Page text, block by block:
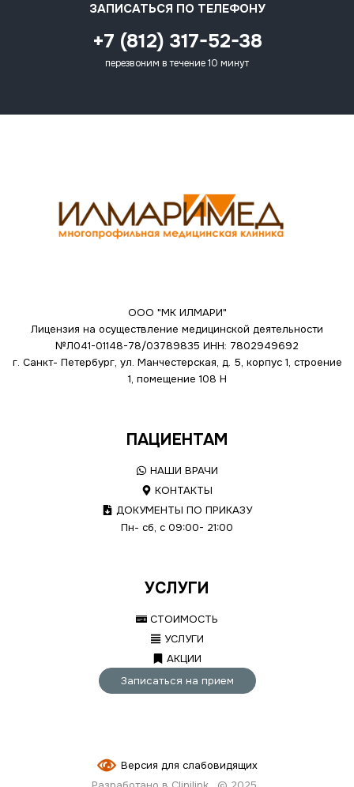
ЗАПИСАТЬСЯ ПО ТЕЛЕФОНУ
+7 (812) 317-52-38
перезвоним в течение 10 минут
ООО "МК ИЛМАРИ"
Лицензия на осуществление медицинской деятельности
№Л041-01148-78/03789835 ИНН: 7802949692
г. Санкт- Петербург, ул. Манчестерская, д. 5, корпус 1, строение
1, помещение 108 Н
ПАЦИЕНТАМ
НАШИ ВРАЧИ
КОНТАКТЫ
ДОКУМЕНТЫ ПО ПРИКАЗУ
Пн- сб, с 09:00- 21:00
УСЛУГИ
СТОИМОСТЬ
УСЛУГИ
АКЦИИ
Записаться на прием
Версия для слабовидящих